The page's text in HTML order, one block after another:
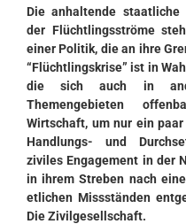
Die anhaltende staatliche
der Flüchtlingsströme
einer Politik, die an ihre
“Flüchtlingskrise” ist in
die sich auch in
Themengebieten
Wirtschaft, um nur ein
Handlungs- und
ziviles Engagement in der
in ihrem Streben nach
etlichen Missständen
Die Zivilgesellschaft.